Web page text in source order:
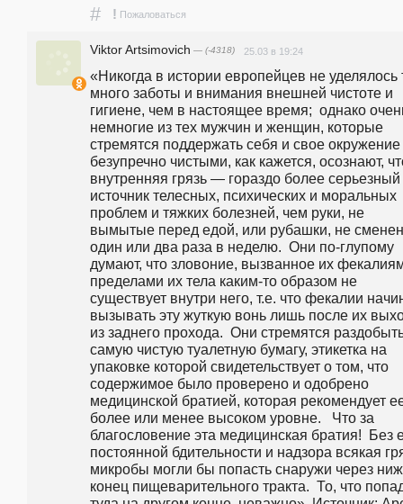
# ! Пожаловаться
Viktor Artsimovich — (-4318) 25.03 в 19:24
«Никогда в истории европейцев не уделялось
много заботы и внимания внешней чистоте и
гигиене, чем в настоящее время;  однако
немногие из тех мужчин и женщин, которые
стремятся поддержать себя и свое окружение
безупречно чистыми, как кажется, осознают,
внутренняя грязь — гораздо более серьезный
источник телесных, психических и моральных
проблем и тяжких болезней, чем руки, не
вымытые перед едой, или рубашки, не
один или два раза в неделю.  Они по-глупому
думают, что зловоние, вызванное их
пределами их тела каким-то образом не
существует внутри него, т.е. что фекалии
вызывать эту жуткую вонь лишь после их
из заднего прохода.  Они стремятся
самую чистую туалетную бумагу, этикетка на
упаковке которой свидетельствует о том, что
содержимое было проверено и одобрено
медицинской братией, которая рекомендует
более или менее высоком уровне.   Что за
благословение эта медицинская братия!  Без
постоянной бдительности и надзора всякая
микробы могли бы попасть снаружи через
конец пищеварительного тракта.  То, что